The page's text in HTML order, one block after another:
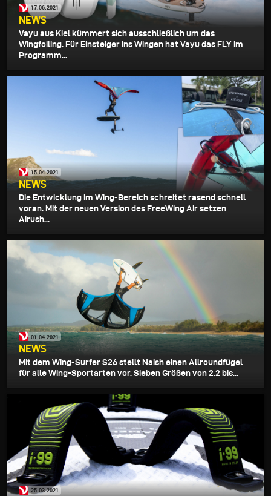
17.06.2021
NEWS
Vayu aus Kiel kümmert sich ausschließlich um das
Wingfoiling. Für Einsteiger ins Wingen hat Vayu das FLY im
Programm...
15.04.2021
NEWS
Die Entwicklung im Wing-Bereich schreitet rasend schnell
voran. Mit der neuen Version des FreeWing Air setzen
Airush...
01.04.2021
NEWS
Mit dem Wing-Surfer S26 stellt Naish einen Allroundfügel
für alle Wing-Sportarten vor. Sieben Größen von 2.2 bis...
25.03.2021